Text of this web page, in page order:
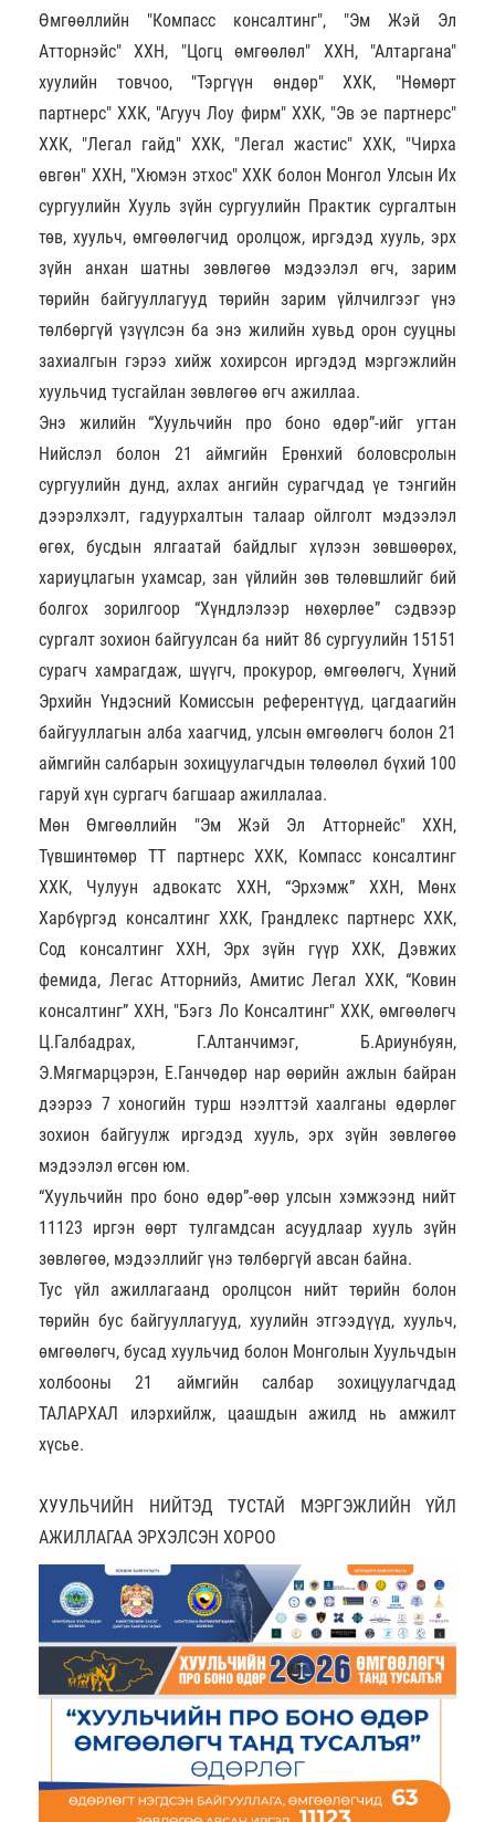
Өмгөөллийн "Компасс консалтинг", "Эм Жэй Эл
Атторнэйс" ХХН, "Цогц өмгөөлөл" ХХН, "Алтаргана"
хуулийн товчоо, "Тэргүүн өндөр" ХХК, "Нөмөрт
партнерс" ХХК, "Агууч Лоу фирм" ХХК, "Эв эе партнерс"
ХХК, "Легал гайд" ХХК, "Легал жастис" ХХК, "Чирха
өвгөн" ХХН, "Хюмэн этхос" ХХК болон Монгол Улсын Их
сургуулийн Хууль зүйн сургуулийн Практик сургалтын
төв, хуульч, өмгөөлөгчид оролцож, иргэдэд хууль, эрх
зүйн анхан шатны зөвлөгөө мэдээлэл өгч, зарим
төрийн байгууллагууд төрийн зарим үйлчилгээг үнэ
төлбөргүй үзүүлсэн ба энэ жилийн хувьд орон сууцны
захиалгын гэрээ хийж хохирсон иргэдэд мэргэжлийн
хуульчид тусгайлан зөвлөгөө өгч ажиллаа.
Энэ жилийн “Хуульчийн про боно өдөр”-ийг угтан
Нийслэл болон 21 аймгийн Ерөнхий боловсролын
сургуулийн дунд, ахлах ангийн сурагчдад үе тэнгийн
дээрэлхэлт, гадуурхалтын талаар ойлголт мэдээлэл
өгөх, бусдын ялгаатай байдлыг хүлээн зөвшөөрөх,
хариуцлагын ухамсар, зан үйлийн зөв төлөвшлийг бий
болгох зорилгоор “Хүндлэлээр нөхөрлөе” сэдвээр
сургалт зохион байгуулсан ба нийт 86 сургуулийн 15151
сурагч хамрагдаж, шүүгч, прокурор, өмгөөлөгч, Хүний
Эрхийн Үндэсний Комиссын референтүүд, цагдаагийн
байгууллагын алба хаагчид, улсын өмгөөлөгч болон 21
аймгийн салбарын зохицуулагчдын төлөөлөл бүхий 100
гаруй хүн сургагч багшаар ажиллалаа.
Мөн Өмгөөллийн "Эм Жэй Эл Атторнейс" ХХН,
Түвшинтөмөр ТТ партнерс ХХК, Компасс консалтинг
ХХК, Чулуун адвокатс ХХН, “Эрхэмж” ХХН, Мөнх
Харбүргэд консалтинг ХХК, Грандлекс партнерс ХХК,
Сод консалтинг ХХН, Эрх зүйн гүүр ХХК, Дэвжих
фемида, Легас Атторнийз, Амитис Легал ХХК, “Ковин
консалтинг” ХХН, "Бэгз Ло Консалтинг" ХХК, өмгөөлөгч
Ц.Галбадрах, Г.Алтанчимэг, Б.Ариунбуян,
Э.Мягмарцэрэн, Е.Ганчөдөр нар өөрийн ажлын байран
дээрээ 7 хоногийн турш нээлттэй хаалганы өдөрлөг
зохион байгуулж иргэдэд хууль, эрх зүйн зөвлөгөө
мэдээлэл өгсөн юм.
“Хуульчийн про боно өдөр”-өөр улсын хэмжээнд нийт
11123 иргэн өөрт тулгамдсан асуудлаар хууль зүйн
зөвлөгөө, мэдээллийг үнэ төлбөргүй авсан байна.
Тус үйл ажиллагаанд оролцсон нийт төрийн болон
төрийн бус байгууллагууд, хуулийн этгээдүүд, хуульч,
өмгөөлөгч, бусад хуульчид болон Монголын Хуульчдын
холбооны 21 аймгийн салбар зохицуулагчдад
ТАЛАРХАЛ илэрхийлж, цаашдын ажилд нь амжилт
хүсье.
ХУУЛЬЧИЙН НИЙТЭД ТУСТАЙ МЭРГЭЖЛИЙН ҮЙЛ
АЖИЛЛАГАА ЭРХЭЛСЭН ХОРОО